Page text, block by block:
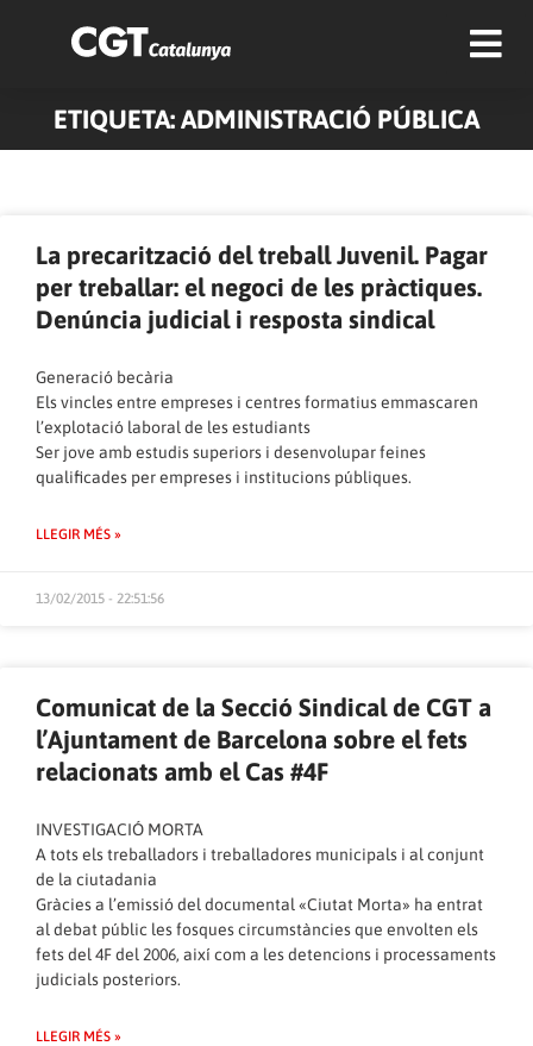
ETIQUETA: ADMINISTRACIÓ PÚBLICA
La precarització del treball Juvenil. Pagar
per treballar: el negoci de les pràctiques.
Denúncia judicial i resposta sindical
Generació becària
Els vincles entre empreses i centres formatius emmascaren
l’explotació laboral de les estudiants
Ser jove amb estudis superiors i desenvolupar feines
qualificades per empreses i institucions públiques.
LLEGIR MÉS »
13/02/2015 - 22:51:56
Comunicat de la Secció Sindical de CGT a
l’Ajuntament de Barcelona sobre el fets
relacionats amb el Cas #4F
INVESTIGACIÓ MORTA
A tots els treballadors i treballadores municipals i al conjunt
de la ciutadania
Gràcies a l’emissió del documental «Ciutat Morta» ha entrat
al debat públic les fosques circumstàncies que envolten els
fets del 4F del 2006, així com a les detencions i processaments
judicials posteriors.
LLEGIR MÉS »